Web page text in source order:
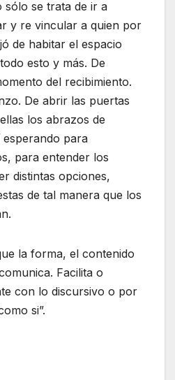
sólo se trata de ir a
y re vincular a quien por
de habitar el espacio
esto y más. De
del recibimiento.
De abrir las puertas
los abrazos de
esperando para
para entender los
distintas opciones,
de tal manera que los
la forma, el contenido
Facilita o
con lo discursivo o por
si”.